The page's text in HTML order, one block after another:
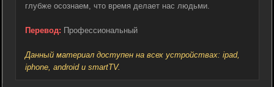
глубже осознаем, что время делает нас людьми.
Перевод: Профессиональный
Данный материал доступен на всех устройствах: ipad,
iphone, android и smartTV.